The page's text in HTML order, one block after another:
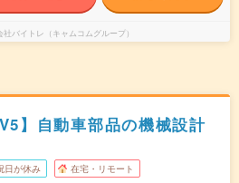
社バイトレ（キャムコムグループ）
】自動車部品の機械設計
日が休み 在宅・リモート